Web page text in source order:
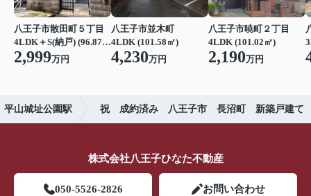
八王子市散田町５丁目
4LDK＋S(納戸) (96.87㎡)
2,999万円
八王子市並木町
4LDK (101.58㎡)
4,230万円
八王子市暁町２丁目
4LDK (101.02㎡)
2,190万円
平山城址公園駅 祝 成約済み 八王子市 長沼町 新築戸建て
株式会社八王子ひなた不動産
050-5526-2826 お問い合わせ